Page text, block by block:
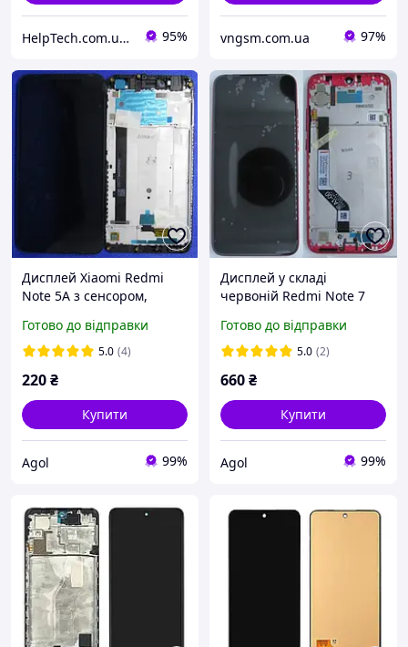
HelpTech.com.ua — 12 років на ринку, гарантія якості 👌 95% vngsm.com.ua 97%
Дисплей Xiaomi Redmi
Note 5A з сенсором,
Оригінал 560610007033
Готово до відправки
5.0 (4)
220₴
Купити
Agol 99%
Дисплей у складі
червоній Redmi Note 7
(M1901F7G, M1901F7H,
M1901F7I) (5609100030C7)
Готово до відправки
5.0 (2)
660₴
Купити
Agol 99%